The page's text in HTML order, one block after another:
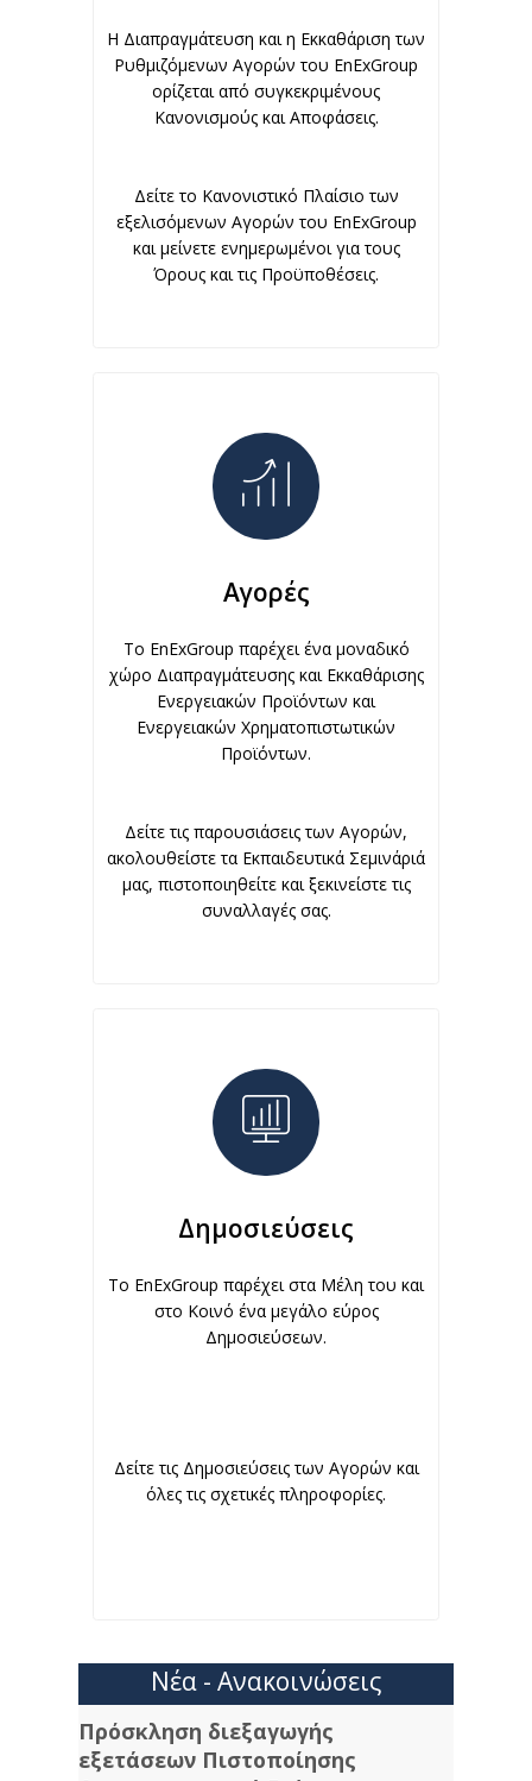
Η Διαπραγμάτευση και η Εκκαθάριση των
Ρυθμιζόμενων Αγορών του EnExGroup
ορίζεται από συγκεκριμένους
Κανονισμούς και Αποφάσεις.
Δείτε το Κανονιστικό Πλαίσιο των
εξελισόμενων Αγορών του EnExGroup
και μείνετε ενημερωμένοι για τους
Όρους και τις Προϋποθέσεις.
Αγορές
Το EnExGroup παρέχει ένα μοναδικό
χώρο Διαπραγμάτευσης και Εκκαθάρισης
Ενεργειακών Προϊόντων και
Ενεργειακών Χρηματοπιστωτικών
Προϊόντων.
Δείτε τις παρουσιάσεις των Αγορών,
ακολουθείστε τα Εκπαιδευτικά Σεμινάριά
μας, πιστοποιηθείτε και ξεκινείστε τις
συναλλαγές σας.
Δημοσιεύσεις
To EnExGroup παρέχει στα Μέλη του και
στο Κοινό ένα μεγάλο εύρος
Δημοσιεύσεων.
Δείτε τις Δημοσιεύσεις των Αγορών και
όλες τις σχετικές πληροφορίες.
Νέα - Ανακοινώσεις
Πρόσκληση διεξαγωγής
εξετάσεων Πιστοποίησης